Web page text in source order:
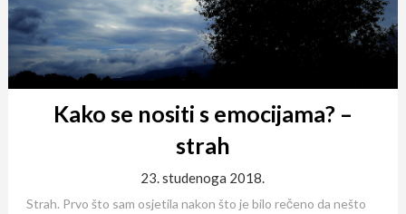
Kako se nositi s emocijama? –
strah
23. studenoga 2018.
Strah. Prvo što sam osjetila nakon što je bilo rečeno da nešto